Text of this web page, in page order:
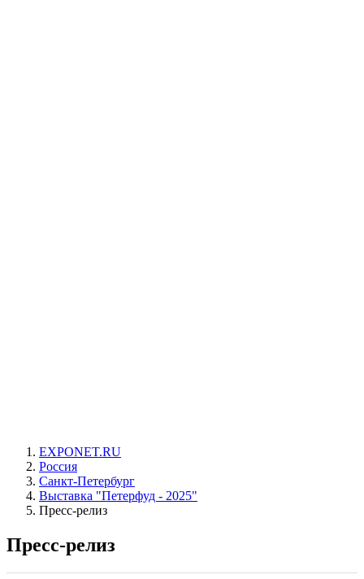
EXPONET.RU
Россия
Санкт-Петербург
Выставка "Петерфуд - 2025"
Пресс-релиз
Пресс-релиз